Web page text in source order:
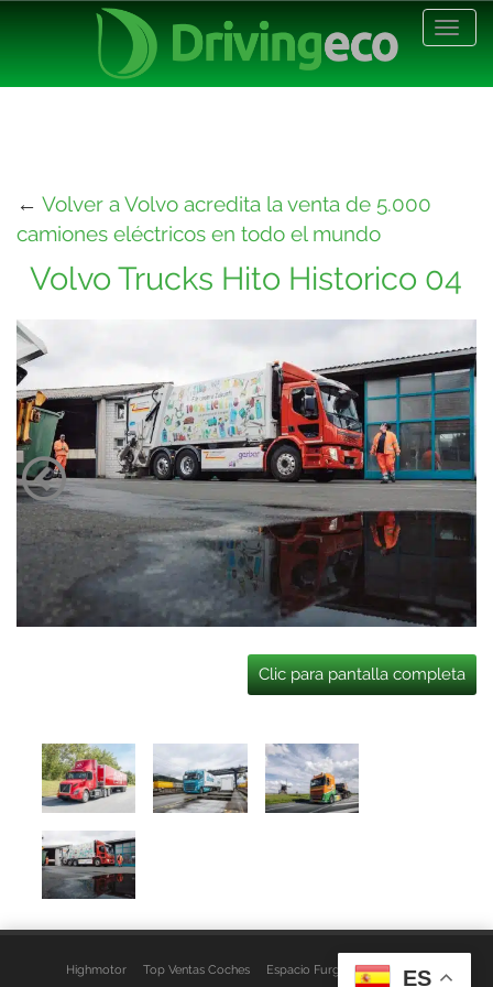
← Volver a Volvo acredita la venta de 5.000
camiones eléctricos en todo el mundo
Volvo Trucks Hito Historico 04
Clic para pantalla completa
Highmotor Top Ventas Coches Espacio Furgo Aviso Legal
ES